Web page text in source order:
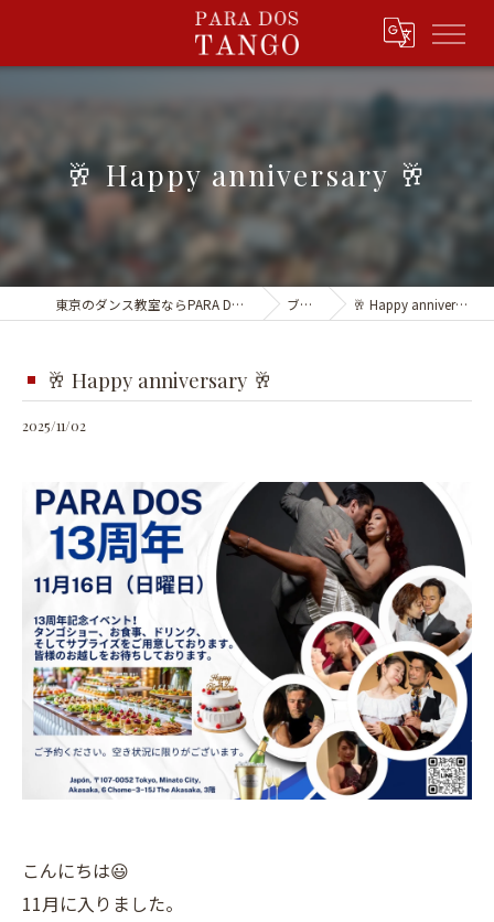
🥂 Happy anniversary 🥂
東京のダンス教室ならPARA DOS TANGO ブログ 🥂 Happy anniversary 🥂
🥂 Happy anniversary 🥂
2025/11/02
こんにちは😃
11月に入りました。